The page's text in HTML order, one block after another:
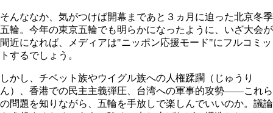
そんななか、気がつけば開幕まであと３ヵ月に迫った北京冬季
五輪。今年の東京五輪でも明らかになったように、いざ大会が
間近になれば、メディアは"ニッポン応援モード"にフルコミッ
トするでしょう。
しかし、チベット族やウイグル族への人権蹂躙（じゅうり
ん）、香港での民主主義弾圧、台湾への軍事的攻勢――これら
の問題を知りながら、五輪を手放しで楽しんでいいのか。議論